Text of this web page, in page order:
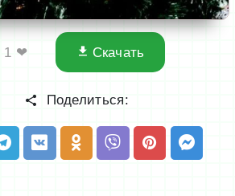
1 ❤ Скачать
Поделиться: